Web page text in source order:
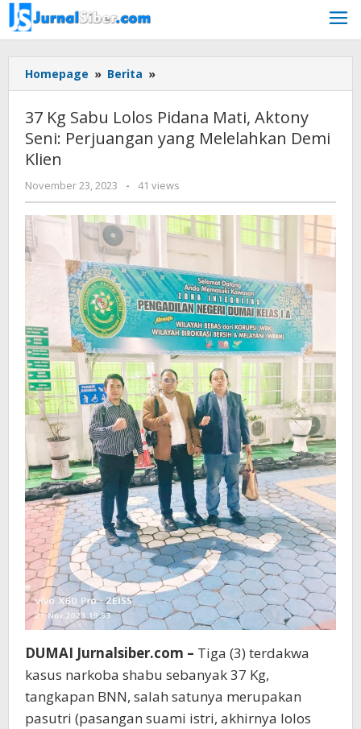
Skip
to
content
Homepage » Berita »
Kg
Lolos
Pidana
Seni:
Perjuangan
yang
Melelahkan
Demi
Klien
37 Kg Sabu Lolos Pidana Mati, Aktony
Seni: Perjuangan yang Melelahkan Demi
Klien
November 23, 2023
by
Jurnalsiber
- 41 views
DUMAI Jurnalsiber.com – Tiga (3) terdakwa
kasus narkoba shabu sebanyak 37 Kg,
tangkapan BNN, salah satunya merupakan
pasutri (pasangan suami istri, akhirnya lolos